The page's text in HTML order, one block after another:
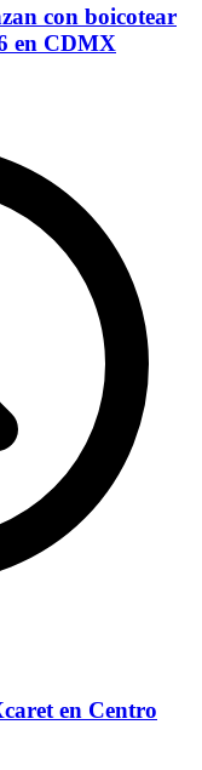
con boicotear
en CDMX
en Centro